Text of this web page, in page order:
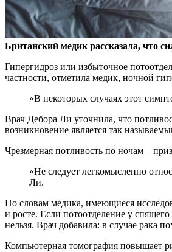
Британский медик рассказала, что
Гипергидроз или избыточное
частности, отметила медик, ночной
«В некоторых случаях этот
Врач Дебора Ли уточнила, что
возникновение является так
Чрезмерная потливость по ночам –
«Не следует легкомысленно
Ли.
По словам медика, имеющиеся
и росте. Если потоотделение у
нельзя. Врач добавила: в случае рака
Компьютерная томография повышает